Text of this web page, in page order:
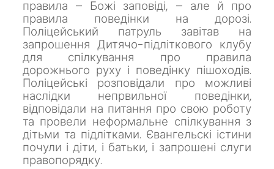
правила – Божі заповіді, – але й про
правила поведінки на дорозі.
Поліцейський патруль завітав на
запрошення Дитячо-підліткового клубу
для спілкування про правила
дорожнього руху і поведінку пішоходів.
Поліцейські розповідали про можливі
наслідки непрвильної поведінки,
відповідали на питання про свою роботу
та провели неформальне спілкування з
дітьми та підлітками. Євангельскі істини
почули і діти, і батьки, і запрошені слуги
правопорядку.